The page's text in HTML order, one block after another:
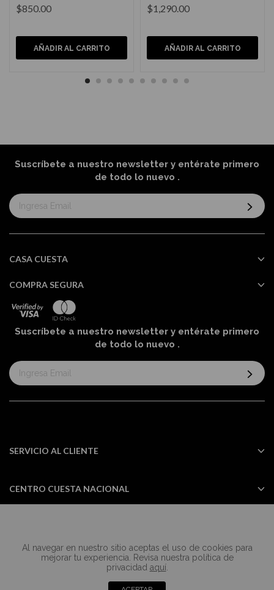
Al navegar en nuestro sitio aceptas el uso de cookies para
mejorar tu experiencia. Revisa nuestra política de
privacidad aquí.
$850.00
AÑADIR AL CARRITO
$1,290.00
AÑADIR AL CARRITO
Suscríbete a nuestro newsletter y entérate primero
de todo lo nuevo .
Suscríbase
al
informativo:
CASA CUESTA
COMPRA SEGURA
Suscríbete a nuestro newsletter y entérate primero
de todo lo nuevo .
Suscríbase
al
informativo:
SERVICIO AL CLIENTE
CENTRO CUESTA NACIONAL
Todos los derechos reservados Casa
Cuesta ©2024